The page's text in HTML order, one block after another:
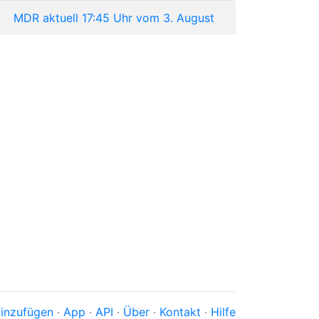
MDR aktuell 17:45 Uhr vom 3. August
· App · API · Über · Kontakt · Hilfe